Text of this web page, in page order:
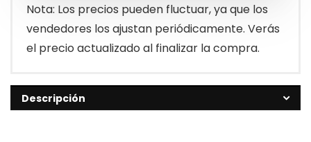
Nota: Los precios pueden fluctuar, ya que los
vendedores los ajustan periódicamente. Verás
el precio actualizado al finalizar la compra.
Descripción